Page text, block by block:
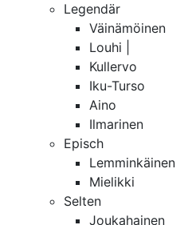
Legendär
Väinämöinen
Louhi |
Kullervo
Iku-Turso
Aino
Ilmarinen
Episch
Lemminkäinen
Mielikki
Selten
Joukahainen